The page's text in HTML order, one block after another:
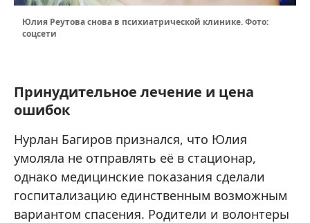
Юлия Реутова снова в психиатрической клинике. Фото:
соцсети
Принудительное лечение и цена
ошибок
Нурлан Багиров признался, что Юлия
умоляла не отправлять её в стационар,
однако медицинские показания сделали
госпитализацию единственным возможным
вариантом спасения. Родители и волонтеры